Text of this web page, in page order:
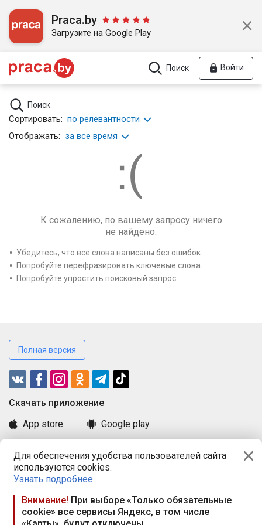
Для обеспечения удобства пользователей сайта
используются cookies.
Узнать подробнее
Внимание! При выборе «Только обязательные
cookie» все сервисы Яндекс, в том числе
Praca.by
Загрузите на Google Play
Поиск Войти
Поиск
Сортировать: по релевантности
Отображать: за все время
К сожалению, по вашему запросу ничего
не найдено.
Убедитесь, что все слова написаны без ошибок.
Попробуйте перефразировать ключевые слова.
Попробуйте упростить поисковый запрос.
Полная версия
Cкачать приложение
App store
Google play
Книга замечаний и предложений
Правила и документы
Praca.by © 2000—2026, ООО «ПРАЦА БАЙ»
Республика Беларусь, 220114, г. Минск, пр-т Независимости
117а, пом. № 9.